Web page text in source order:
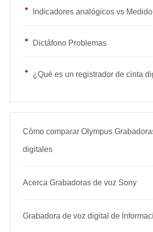
Indicadores analógicos vs
Dictáfono Problemas
¿Qué es un registrador de cinta
Cómo comparar Olympus
digitales
Acerca Grabadoras de voz Sony
Grabadora de voz digital de